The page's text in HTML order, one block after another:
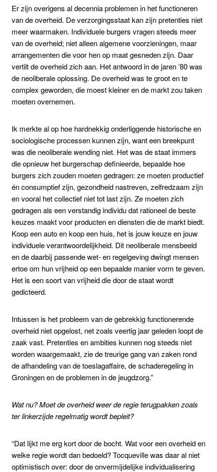
Er zijn overigens al decennia problemen in het functioneren
van de overheid. De verzorgingsstaat kan zijn pretenties niet
meer waarmaken. Individuele burgers vragen steeds meer
van de overheid; niet alleen algemene voorzieningen, maar
arrangementen die voor hen op maat gesneden zijn. Daar
vertilt de overheid zich aan. Het antwoord in de jaren ’80 was
de neoliberale oplossing. De overheid was te groot en te
complex geworden, die moest kleiner en de markt zou taken
moeten overnemen.
Ik merkte al op hoe hardnekkig onderliggende historische en
sociologische processen kunnen zijn, want een breekpunt
was die neoliberale wending niet. Het was de staat immers
die opnieuw het burgerschap definieerde, bepaalde hoe
burgers zich zouden moeten gedragen: ze moeten productief
én consumptief zijn, gezondheid nastreven, zelfredzaam zijn
en vooral het collectief niet tot last zijn. Ze moeten zich
gedragen als een verstandig individu dat rationeel de beste
keuzes maakt voor producten en diensten die de markt biedt.
Koop een auto en koop een huis, het is jouw keuze en jouw
individuele verantwoordelijkheid. Dit neoliberale mensbeeld
en de daarbij passende wet- en regelgeving dwingt mensen
ertoe om hun vrijheid op een bepaalde manier vorm te geven.
Het is een soort van vrijheid die door de staat wordt
gedicteerd.
Intussen is het probleem van de gebrekkig functionerende
overheid niet opgelost, net zoals veertig jaar geleden loopt de
zaak vast. Pretenties en ambities kunnen nog steeds niet
worden waargemaakt, zie de treurige gang van zaken rond
de afhandeling van de toeslagaffaire, de schaderegeling in
Groningen en de problemen in de jeugdzorg.”
Wat nu? Moet de overheid weer de regie terugpakken zoals
ter linkerzijde regelmatig wordt bepleit?
“Dat lijkt me erg kort door de bocht. Wat voor een overheid en
welke regie wordt dan bedoeld? Tocqueville was daar al niet
optimistisch over: door de onvermijdelijke individualisering